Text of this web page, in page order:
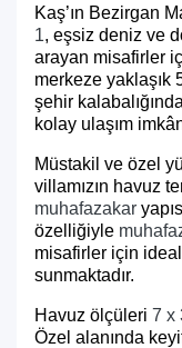
Kaş’ın Bezirgan
1, eşsiz deniz ve
arayan misafirler
merkeze yaklaşık
şehir
kolay ulaşım
Müstakil ve özel
villamızın havuz
muhafazakar
özelliğiyle
misafirler için
sunmaktadır.
Havuz ölçüleri 7 x
Özel alanında